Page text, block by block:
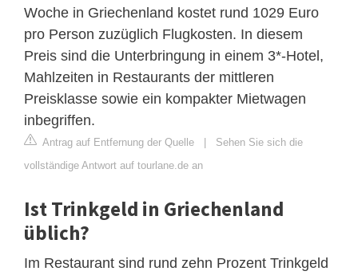
Woche in Griechenland kostet rund 1029 Euro
pro Person zuzüglich Flugkosten. In diesem
Preis sind die Unterbringung in einem 3*-Hotel,
Mahlzeiten in Restaurants der mittleren
Preisklasse sowie ein kompakter Mietwagen
inbegriffen.
Antrag auf Entfernung der Quelle | Sehen Sie sich die
vollständige Antwort auf tourlane.de an
Ist Trinkgeld in Griechenland
üblich?
Im Restaurant sind rund zehn Prozent Trinkgeld